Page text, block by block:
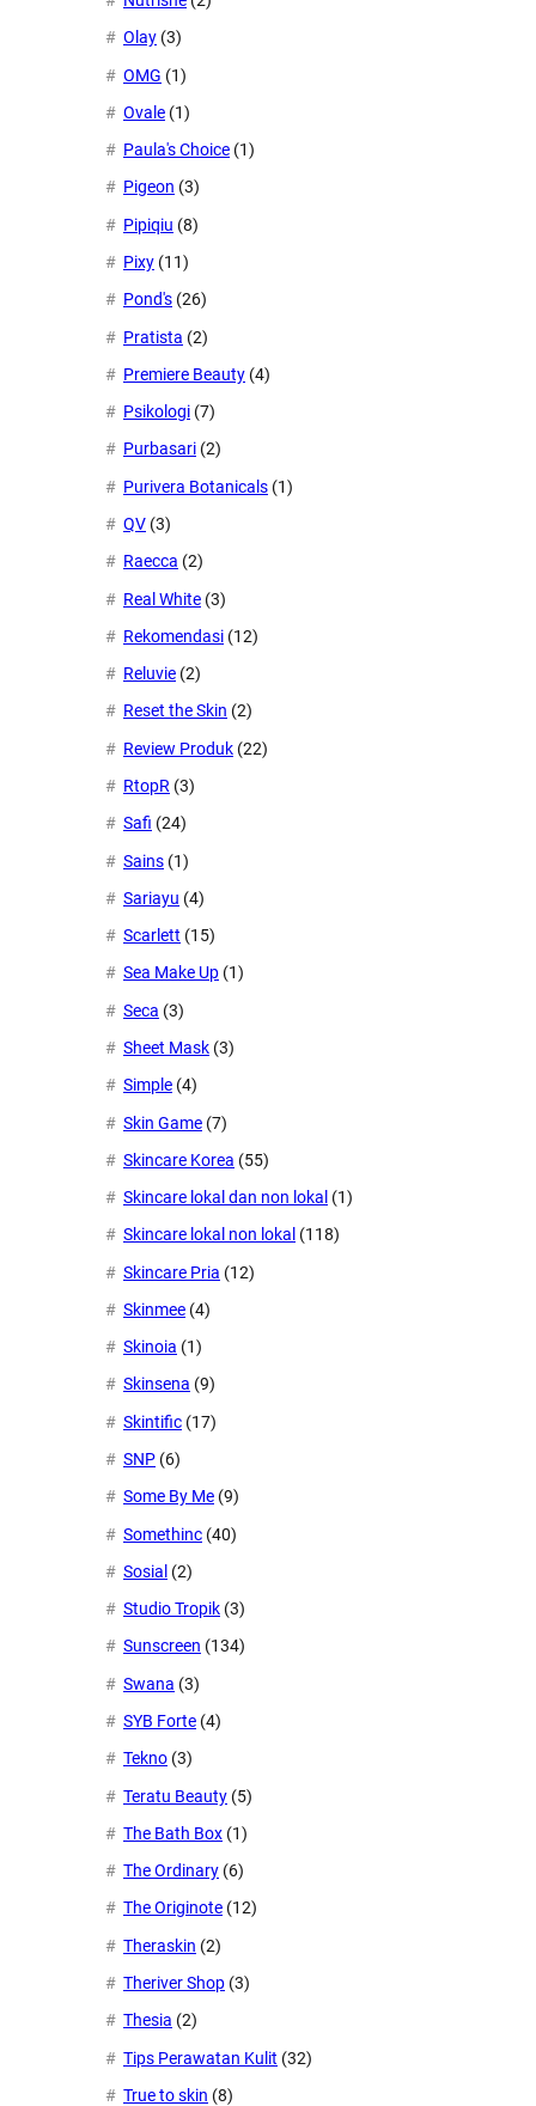
Olay (3)
OMG (1)
Ovale (1)
Paula's Choice (1)
Pigeon (3)
Pipiqiu (8)
Pixy (11)
Pond's (26)
Pratista (2)
Premiere Beauty (4)
Psikologi (7)
Purbasari (2)
Purivera Botanicals (1)
QV (3)
Raecca (2)
Real White (3)
Rekomendasi (12)
Reluvie (2)
Reset the Skin (2)
Review Produk (22)
RtopR (3)
Safi (24)
Sains (1)
Sariayu (4)
Scarlett (15)
Sea Make Up (1)
Seca (3)
Sheet Mask (3)
Simple (4)
Skin Game (7)
Skincare Korea (55)
Skincare lokal dan non lokal (1)
Skincare lokal non lokal (118)
Skincare Pria (12)
Skinmee (4)
Skinoia (1)
Skinsena (9)
Skintific (17)
SNP (6)
Some By Me (9)
Somethinc (40)
Sosial (2)
Studio Tropik (3)
Sunscreen (134)
Swana (3)
SYB Forte (4)
Tekno (3)
Teratu Beauty (5)
The Bath Box (1)
The Ordinary (6)
The Originote (12)
Theraskin (2)
Theriver Shop (3)
Thesia (2)
Tips Perawatan Kulit (32)
True to skin (8)